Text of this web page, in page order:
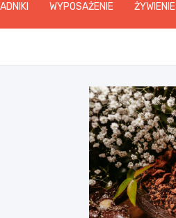
WYPOSAŻENIE ŻYWIENIE